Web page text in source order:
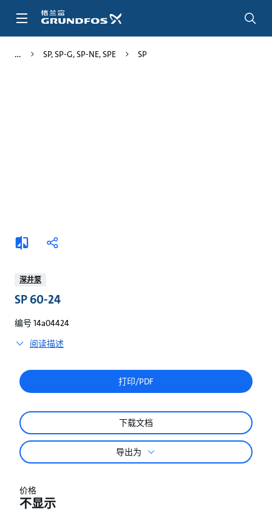
SP, SP-G, SP-NE, SPE SP
添
加
较
分
深井泵
SP 60-24
编号 14a04424
阅读描述
打印/PDF
下载文档
导出为
价格
不显示